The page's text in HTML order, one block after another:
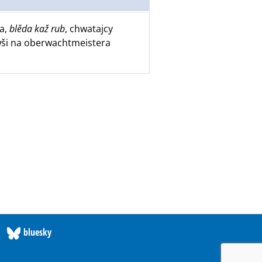
blěda kaž rub, chwatajcy
na oberwachtmeistera
bluesky